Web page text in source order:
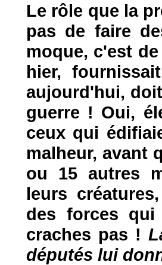
Le rôle que la
pas de faire
moque, c'est
hier,
aujourd'hui,
guerre ! Oui,
ceux qui
malheur, avant
ou 15 autres
leurs
des forces
craches pas !
députés lui